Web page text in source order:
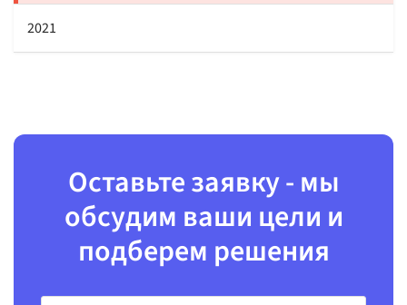
2021
Оставьте заявку - мы
обсудим ваши цели и
подберем решения